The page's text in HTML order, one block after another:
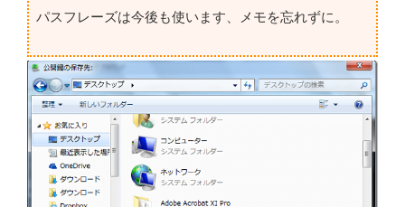
パスフレーズは今後も使います、メモを忘れずに。